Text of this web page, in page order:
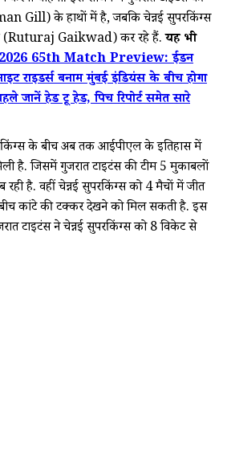
Gill) के हाथों में है, जबकि चेन्नई सुपरकिंग्स
(Ruturaj Gaikwad) कर रहे हैं.यह भी
65th Match Preview: ईडन
राइडर्स बनाम मुंबई इंडियंस के बीच होगा
जानें हेड टू हेड, पिच रिपोर्ट समेत सारे
के बीच अब तक आईपीएल के इतिहास में
है. जिसमें गुजरात टाइटंस की टीम 5 मुकाबलों
है. वहीं चेन्नई सुपरकिंग्स को 4 मैचों में जीत
कांटे की टक्कर देखने को मिल सकती है. इस
टाइटंस ने चेन्नई सुपरकिंग्स को 8 विकेट से